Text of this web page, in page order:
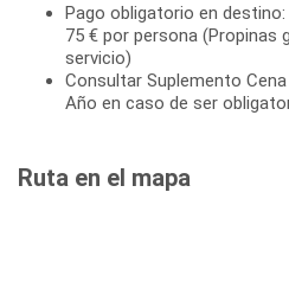
Pago obligatorio en
75 € por persona (Propinas
servicio)
Consultar Suplemento
Año en caso de ser
Ruta en el mapa